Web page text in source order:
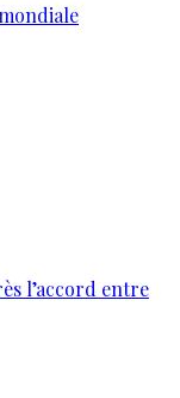
l’accord entre